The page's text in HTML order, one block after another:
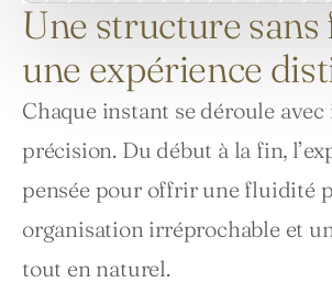
Une structure sans
une expérience
Chaque instant se déroule
précision. Du début à la fin,
pensée pour offrir une fluidité
organisation irréprochable et
tout en naturel.